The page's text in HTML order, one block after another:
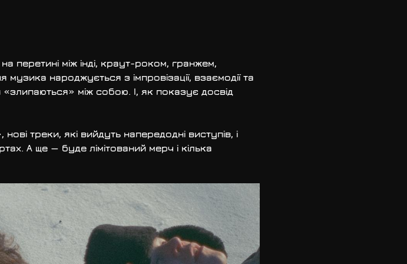
перетині між інді, краут-роком, гранжем,
народжується з імпровізації, взаємодії та
«злипаються» між собою. І, як показує досвід
треки, які вийдуть напередодні виступів, і
А ще — буде лімітований мерч і кілька